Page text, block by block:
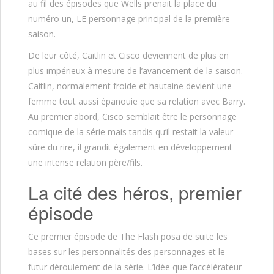
au fil des épisodes que Wells prenait la place du
numéro un, LE personnage principal de la première
saison.
De leur côté, Caitlin et Cisco deviennent de plus en
plus impérieux à mesure de l’avancement de la saison.
Caitlin, normalement froide et hautaine devient une
femme tout aussi épanouie que sa relation avec Barry.
Au premier abord, Cisco semblait être le personnage
comique de la série mais tandis qu’il restait la valeur
sûre du rire, il grandit également en développement
une intense relation père/fils.
La cité des héros, premier
épisode
Ce premier épisode de The Flash posa de suite les
bases sur les personnalités des personnages et le
futur déroulement de la série. L’idée que l’accélérateur